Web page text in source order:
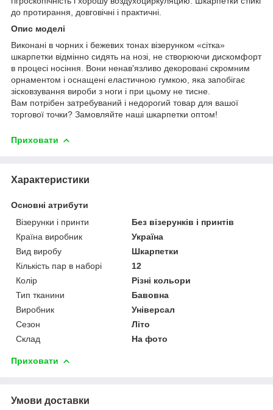
до протирання, довговічні і практичні.
Опис моделі
Виконані в чорних і бежевих тонах візерунком «сітка»
шкарпетки відмінно сидять на нозі, не створюючи дискомфорт
в процесі носіння. Вони ненав'язливо декоровані скромним
орнаментом і оснащені еластичною гумкою, яка запобігає
зісковзування вироби з ноги і при цьому не тисне.
Вам потрібен затребуваний і недорогий товар для вашої
торгової точки? Замовляйте наші шкарпетки оптом!
Приховати
Характеристики
Основні атрибути
Візерунки і принти
Без візерунків і принтів
Країна виробник
Україна
Вид виробу
Шкарпетки
Кількість пар в наборі
12
Колір
Різні кольори
Тип тканини
Бавовна
Виробник
Універсал
Сезон
Літо
Склад
На фото
Приховати
Умови доставки